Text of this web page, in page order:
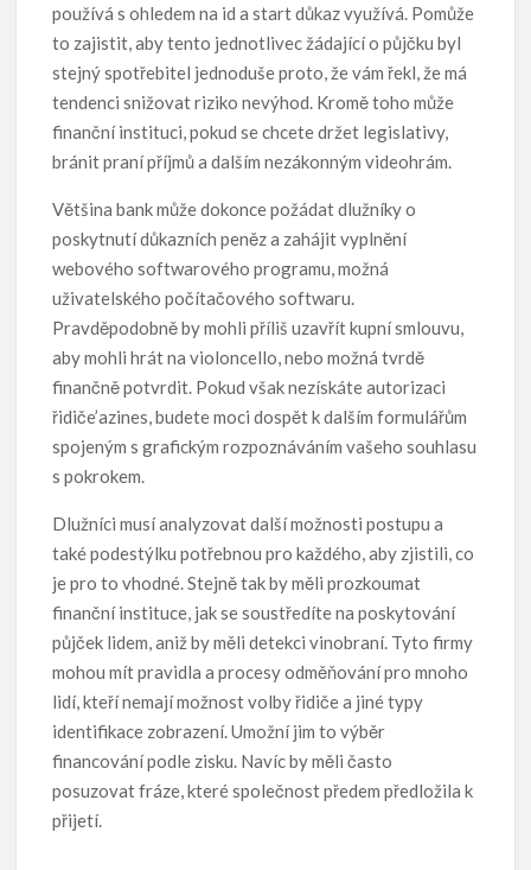
používá s ohledem na id a start důkaz využívá. Pomůže
to zajistit, aby tento jednotlivec žádající o půjčku byl
stejný spotřebitel jednoduše proto, že vám řekl, že má
tendenci snižovat riziko nevýhod. Kromě toho může
finanční instituci, pokud se chcete držet legislativy,
bránit praní příjmů a dalším nezákonným videohrám.
Většina bank může dokonce požádat dlužníky o
poskytnutí důkazních peněz a zahájit vyplnění
webového softwarového programu, možná
uživatelského počítačového softwaru.
Pravděpodobně by mohli příliš uzavřít kupní smlouvu,
aby mohli hrát na violoncello, nebo možná tvrdě
finančně potvrdit. Pokud však nezískáte autorizaci
řidiče’azines, budete moci dospět k dalším formulářům
spojeným s grafickým rozpoznáváním vašeho souhlasu
s pokrokem.
Dlužníci musí analyzovat další možnosti postupu a
také podestýlku potřebnou pro každého, aby zjistili, co
je pro to vhodné. Stejně tak by měli prozkoumat
finanční instituce, jak se soustředíte na poskytování
půjček lidem, aniž by měli detekci vinobraní. Tyto firmy
mohou mít pravidla a procesy odměňování pro mnoho
lidí, kteří nemají možnost volby řidiče a jiné typy
identifikace zobrazení. Umožní jim to výběr
financování podle zisku. Navíc by měli často
posuzovat fráze, které společnost předem předložila k
přijetí.